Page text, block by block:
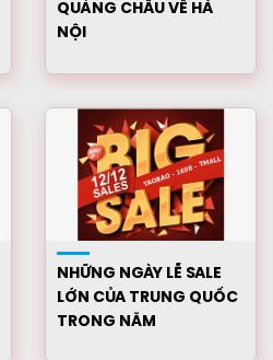
QUẢNG CHÂU VỀ HÀ
NỘI
NHỮNG NGÀY LỄ SALE
LỚN CỦA TRUNG QUỐC
TRONG NĂM